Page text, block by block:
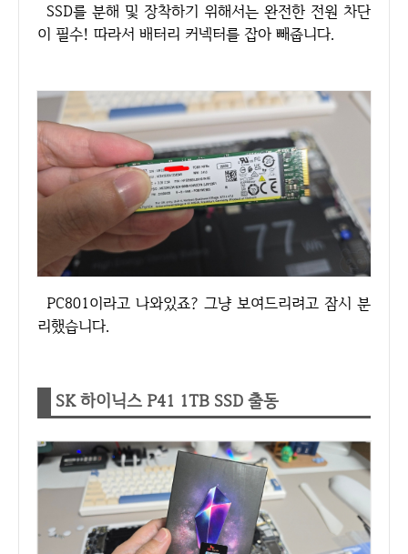
SSD를 분해 및 장착하기 위해서는 완전한 전원 차단
이 필수! 따라서 배터리 커넥터를 잡아 빼줍니다.
PC801이라고 나와있죠? 그냥 보여드리려고 잠시 분
리했습니다.
SK 하이닉스 P41 1TB SSD 출동